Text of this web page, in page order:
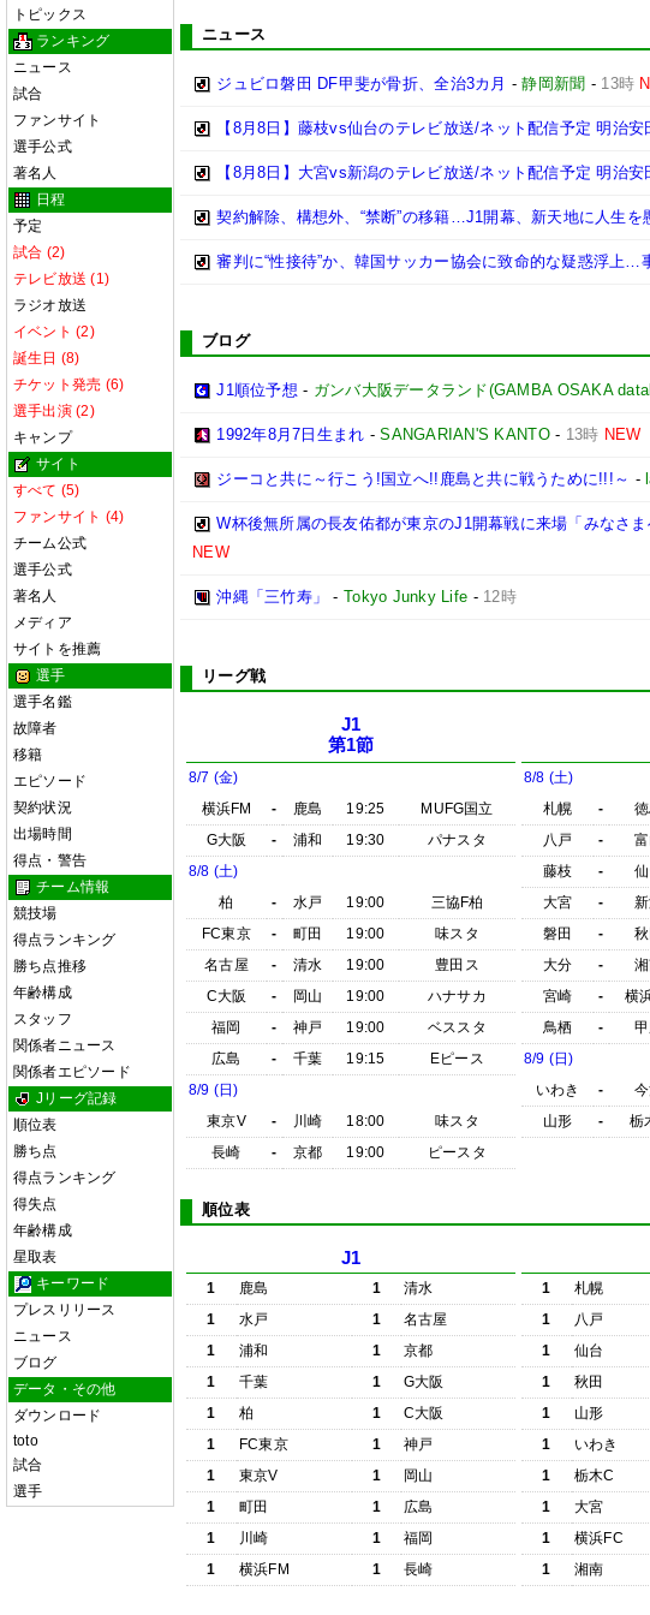
トピックス
ランキング
ニュース
試合
ファンサイト
選手公式
著名人
日程
予定
試合 (2)
テレビ放送 (1)
ラジオ放送
イベント (2)
誕生日 (8)
チケット発売 (6)
選手出演 (2)
キャンプ
サイト
すべて (5)
ファンサイト (4)
チーム公式
選手公式
著名人
メディア
サイトを推薦
選手
選手名鑑
故障者
移籍
エピソード
契約状況
出場時間
得点・警告
チーム情報
競技場
得点ランキング
勝ち点推移
年齢構成
スタッフ
関係者ニュース
関係者エピソード
Jリーグ記録
順位表
勝ち点
得点ランキング
得失点
年齢構成
星取表
キーワード
プレスリリース
ニュース
ブログ
データ・その他
ダウンロード
toto
試合
選手
ニュース
ジュビロ磐田 DF甲斐が骨折、全治3カ月 -静岡新聞 - 13時
【8月8日】藤枝vs仙台のテレビ放送/ネット配信予定 明治安
【8月8日】大宮vs新潟のテレビ放送/ネット配信予定 明治安
契約解除、構想外、“禁断”の移籍…J1開幕、新天地に人生を
審判に“性接待”か、韓国サッカー協会に致命的な疑惑浮上…
ブログ
J1順位予想 - ガンバ大阪データランド(GAMBA OSAKA
1992年8月7日生まれ -SANGARIAN'S KANTO- 13時 NEW
ジーコと共に～行こう!国立へ!!鹿島と共に戦うために!!!～ -
W杯後無所属の長友佑都が東京のJ1開幕戦に来場「みなさま
NEW
沖縄「三竹寿」 - Tokyo Junky Life - 12時
リーグ戦
J1
第1節
8/7 (金)
横浜FM
- 鹿島 19:25
MUFG国立
G大阪
- 浦和 19:30
パナスタ
8/8 (土)
柏
- 水戸 19:00
三協F柏
FC東京
- 町田 19:00
味スタ
名古屋
- 清水 19:00
豊田ス
C大阪
- 岡山 19:00
ハナサカ
福岡
- 神戸 19:00
ベススタ
広島
- 千葉 19:15
Eピース
8/9 (日)
東京V
- 川崎 18:00
味スタ
長崎
- 京都 19:00 ピースタ
8/8 (土)
札幌
-
八戸
-
藤枝
-
大宮
-
磐田
-
大分
-
宮崎
- 横
鳥栖
-
8/9 (日)
いわき
-
山形
- 栃
順位表
J1
1 鹿島 1
清水
1
水戸 1
名古屋
1
浦和 1
京都
1
千葉 1
G大阪
1
柏 1
C大阪
1
FC東京 1
神戸
1
東京V 1
岡山
1
町田 1
広島
1
川崎 1
福岡
1
横浜FM 1 長崎
1 札幌
1
八戸
1
仙台
1
秋田
1
山形
1
いわき
1
栃木C
1
大宮
1
横浜FC
1
湘南